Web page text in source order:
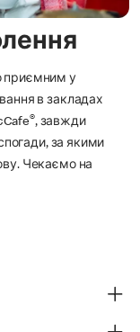
приємним у
в закладах
®, завжди
спогади, за якими
Чекаємо на